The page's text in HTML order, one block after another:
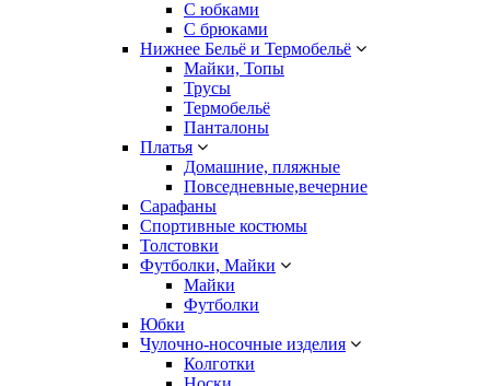
С юбками
С брюками
Нижнее Бельё и Термобельё
Майки, Топы
Трусы
Термобельё
Панталоны
Платья
Домашние, пляжные
Повседневные,вечерние
Сарафаны
Спортивные костюмы
Толстовки
Футболки, Майки
Майки
Футболки
Юбки
Чулочно-носочные изделия
Колготки